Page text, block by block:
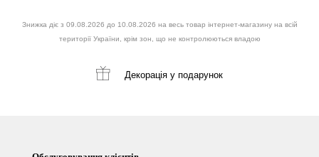
Знижка діє з 09.08.2026 до 10.08.2026 на весь товар інтернет-магазину на всій
території України, крім зон, що не контролюються владою
Декорація у подарунок